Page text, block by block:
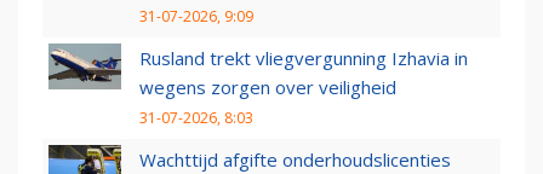
31-07-2026, 9:09
Rusland trekt vliegvergunning Izhavia in
wegens zorgen over veiligheid
31-07-2026, 8:03
Wachttijd afgifte onderhoudslicenties